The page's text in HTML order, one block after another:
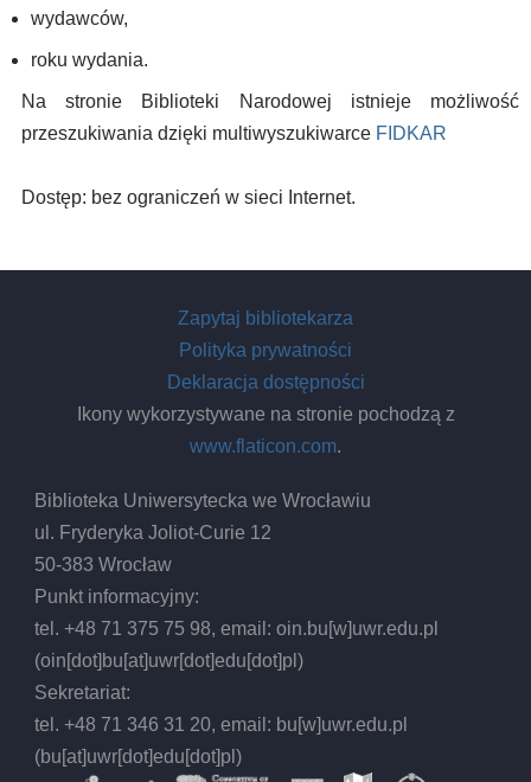
wydawców,
roku wydania.
Na stronie Biblioteki Narodowej istnieje możliwość
przeszukiwania dzięki multiwyszukiwarce FIDKAR
Dostęp: bez ograniczeń w sieci Internet.
Zapytaj bibliotekarza
Polityka prywatności
Deklaracja dostępności
Ikony wykorzystywane na stronie pochodzą z
www.flaticon.com.
Biblioteka Uniwersytecka we Wrocławiu
ul. Fryderyka Joliot-Curie 12
50-383 Wrocław
Punkt informacyjny:
tel. +48 71 375 75 98, email:oin.bu[w]uwr.edu.pl
(oin[dot]bu[at]uwr[dot]edu[dot]pl)
Sekretariat:
tel. +48 71 346 31 20, email: bu[w]uwr.edu.pl
(bu[at]uwr[dot]edu[dot]pl)